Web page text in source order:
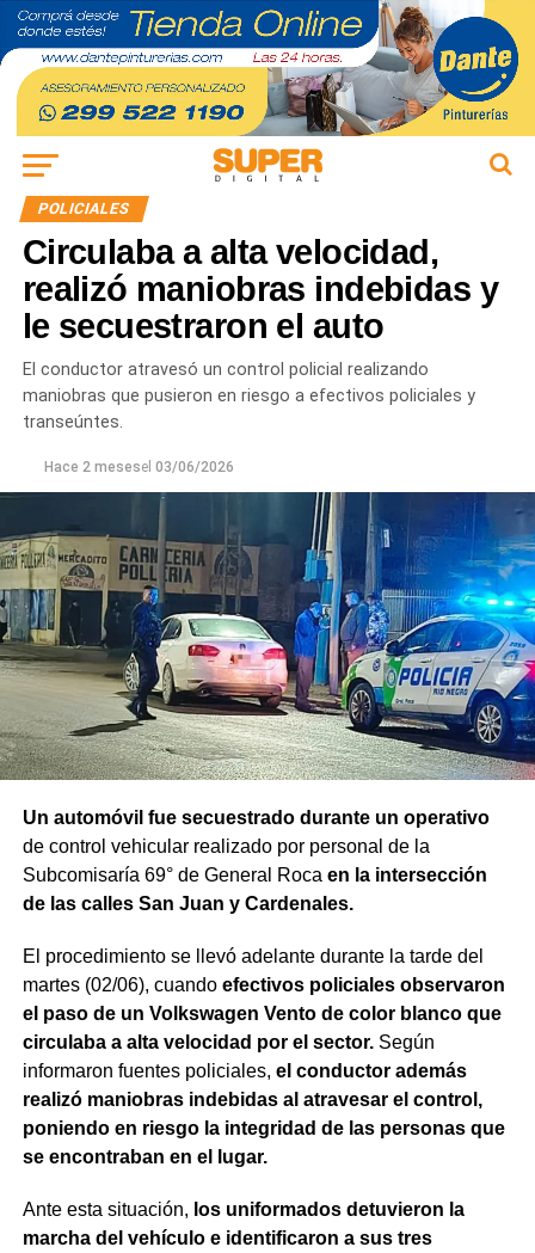
POLICIALES
Circulaba a alta velocidad,
realizó maniobras indebidas y
le secuestraron el auto
El conductor atravesó un control policial realizando
maniobras que pusieron en riesgo a efectivos policiales y
transeúntes.
Hace 2 mesesel 03/06/2026
Un automóvil fue secuestrado durante un operativo
de control vehicular realizado por personal de la
Subcomisaría 69° de General Roca en la intersección
de las calles San Juan y Cardenales.
El procedimiento se llevó adelante durante la tarde del
martes (02/06), cuando efectivos policiales observaron
el paso de un Volkswagen Vento de color blanco que
circulaba a alta velocidad por el sector. Según
informaron fuentes policiales, el conductor además
realizó maniobras indebidas al atravesar el control,
poniendo en riesgo la integridad de las personas que
se encontraban en el lugar.
Ante esta situación, los uniformados detuvieron la
marcha del vehículo e identificaron a sus tres